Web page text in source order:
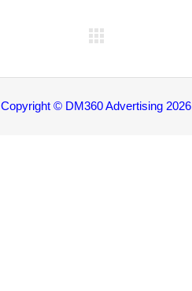
Copyright © DM360 Advertising 2026